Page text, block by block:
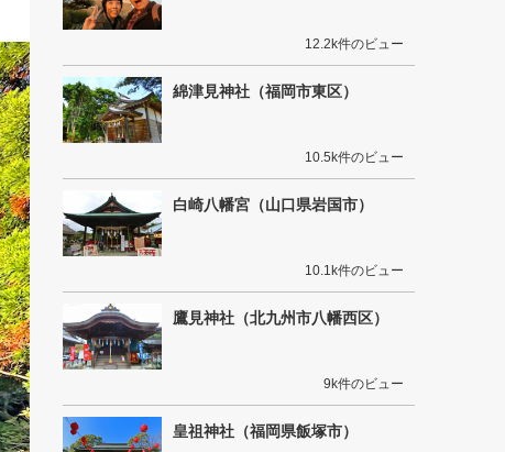
12.2k件のビュー
綿津見神社（福岡市東区）
10.5k件のビュー
白崎八幡宮（山口県岩国市）
10.1k件のビュー
鷹見神社（北九州市八幡西区）
9k件のビュー
皇祖神社（福岡県飯塚市）